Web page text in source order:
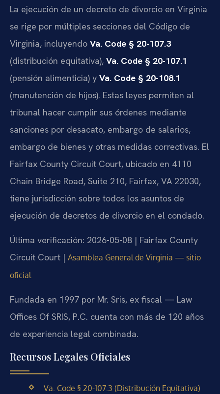
La ejecución de un decreto de divorcio en Virginia
se rige por múltiples secciones del Código de
Virginia, incluyendo Va. Code § 20-107.3
(distribución equitativa), Va. Code § 20-107.1
(pensión alimenticia) y Va. Code § 20-108.1
(manutención de hijos). Estas leyes permiten al
tribunal hacer cumplir sus órdenes mediante
sanciones por desacato, embargo de salarios,
embargo de bienes y otras medidas correctivas. El
Fairfax County Circuit Court, ubicado en 4110
Chain Bridge Road, Suite 210, Fairfax, VA 22030,
tiene jurisdicción sobre todos los asuntos de
ejecución de decretos de divorcio en el condado.
Última verificación: 2026-05-08 | Fairfax County
Circuit Court | Asamblea General de Virginia — sitio
oficial
Fundada en 1997 por Mr. Sris, ex fiscal — Law
Offices Of SRIS, P.C. cuenta con más de 120 años
de experiencia legal combinada.
Recursos Legales Oficiales
Va. Code § 20-107.3 (Distribución Equitativa)